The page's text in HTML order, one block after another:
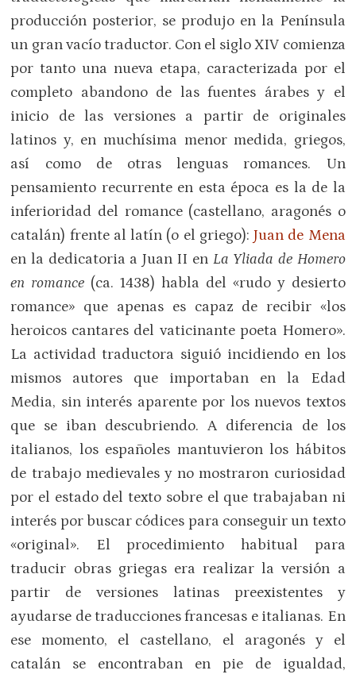
producción posterior, se produjo en la Península
un gran vacío traductor. Con el siglo XIV comienza
por tanto una nueva etapa, caracterizada por el
completo abandono de las fuentes árabes y el
inicio de las versiones a partir de originales
latinos y, en muchísima menor medida, griegos,
así como de otras lenguas romances. Un
pensamiento recurrente en esta época es la de la
inferioridad del romance (castellano, aragonés o
catalán) frente al latín (o el griego):Juan de Mena
en la dedicatoria a Juan II en La Yliada de Homero
en romance (ca. 1438) habla del «rudo y desierto
romance» que apenas es capaz de recibir «los
heroicos cantares del vaticinante poeta Homero».
La actividad traductora siguió incidiendo en los
mismos autores que importaban en la Edad
Media, sin interés aparente por los nuevos textos
que se iban descubriendo. A diferencia de los
italianos, los españoles mantuvieron los hábitos
de trabajo medievales y no mostraron curiosidad
por el estado del texto sobre el que trabajaban ni
interés por buscar códices para conseguir un texto
«original». El procedimiento habitual para
traducir obras griegas era realizar la versión a
partir de versiones latinas preexistentes y
ayudarse de traducciones francesas e italianas. En
ese momento, el castellano, el aragonés y el
catalán se encontraban en pie de igualdad,